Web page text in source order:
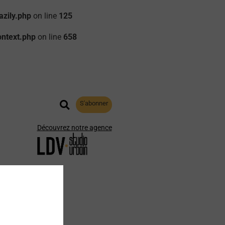
on line 125
on line 658
S'abonner
Découvrez notre agence